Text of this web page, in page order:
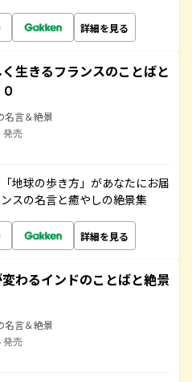
詳細を見る
生きるフランスのことばと
名言＆絶景
発売
地球の歩き方」があなたにお届
スの名言と癒やしの絶景集
詳細を見る
わるインドのことばと絶景
名言＆絶景
発売